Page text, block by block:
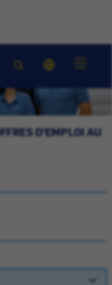
D'EMPLOI AU